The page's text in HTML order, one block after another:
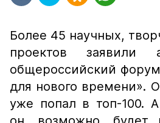
Более 45 научных,
проектов заявили
общероссийский
для нового времени».
уже попал в топ-100.